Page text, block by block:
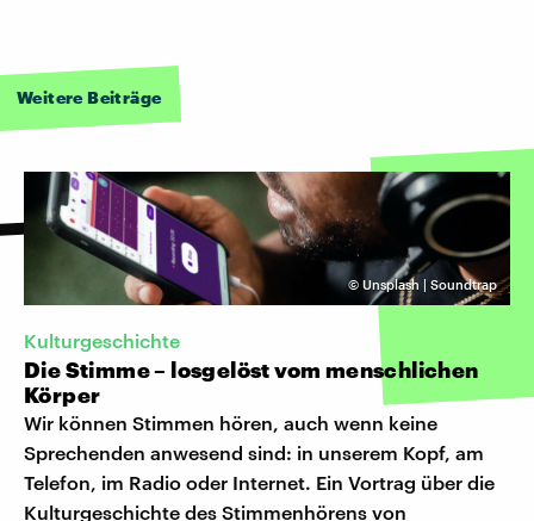
Weitere Beiträge
© Unsplash | Soundtrap
Kulturgeschichte
Die Stimme – losgelöst vom menschlichen
Körper
Wir können Stimmen hören, auch wenn keine
Sprechenden anwesend sind: in unserem Kopf, am
Telefon, im Radio oder Internet. Ein Vortrag über die
Kulturgeschichte des Stimmenhörens von